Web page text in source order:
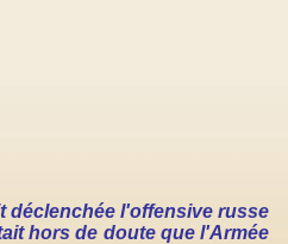
déclenchée l'offensive russe
hors de doute que l'Armée